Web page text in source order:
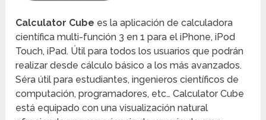
Calculator Cube es la aplicación de calculadora
científica multi-función 3 en 1 para el iPhone, iPod
Touch, iPad. Útil para todos los usuarios que podrán
realizar desde cálculo básico a los más avanzados.
Séra útil para estudiantes, ingenieros científicos de
computación, programadores, etc… Calculator Cube
está equipado con una visualización natural